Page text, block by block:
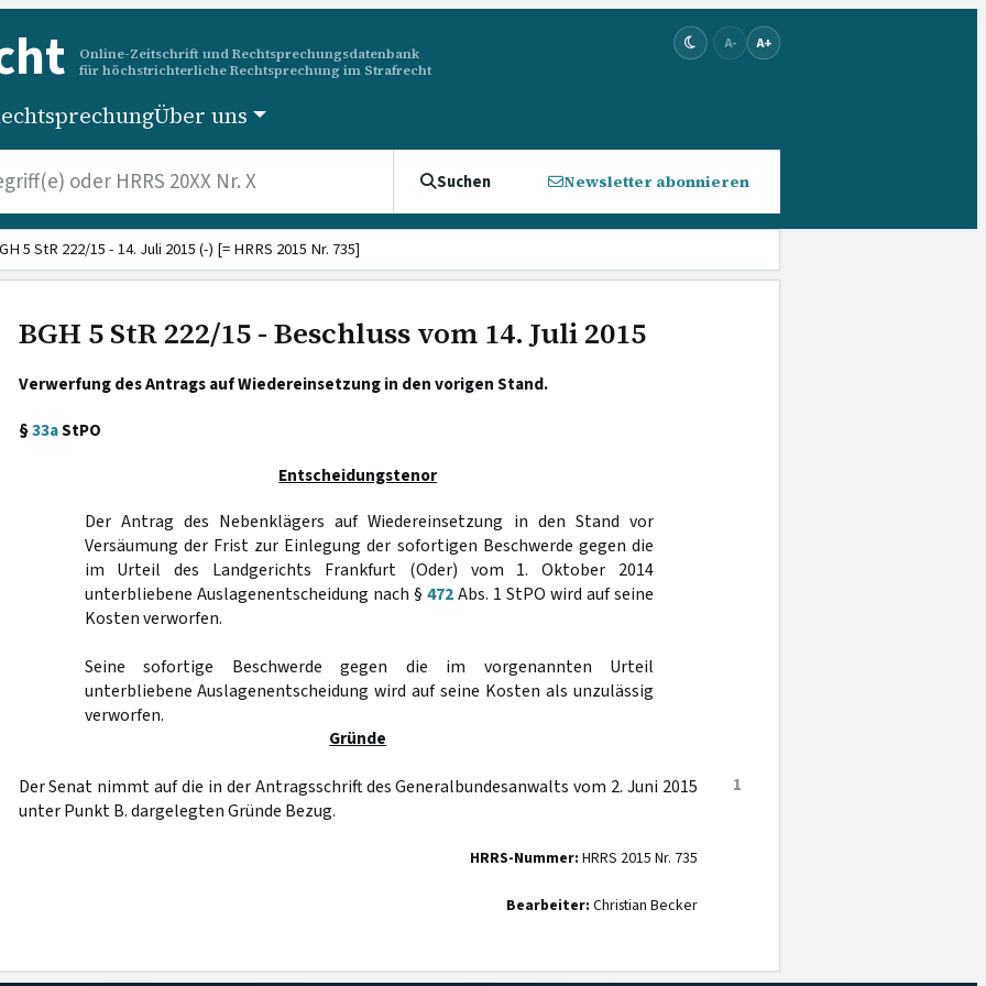
Online-Zeitschrift und Rechtsprechungsdatenbank
für höchstrichterliche Rechtsprechung im Strafrecht
A- A+
Über uns
Suchen Newsletter abonnieren
5 StR 222/15 - 14. Juli 2015 (-) [= HRRS 2015 Nr. 735]
BGH 5 StR 222/15 - Beschluss vom 14. Juli 2015
Verwerfung des Antrags auf Wiedereinsetzung in den vorigen Stand.
§33aStPO
Entscheidungstenor
Der Antrag des Nebenklägers auf Wiedereinsetzung in den Stand vor
Versäumung der Frist zur Einlegung der sofortigen Beschwerde gegen die
im Urteil des Landgerichts Frankfurt (Oder) vom 1. Oktober 2014
unterbliebene Auslagenentscheidung nach § 472Abs. 1 StPO wird auf seine
Kosten verworfen.
Seine sofortige Beschwerde gegen die im vorgenannten Urteil
unterbliebene Auslagenentscheidung wird auf seine Kosten als unzulässig
verworfen.
Gründe
1
Der Senat nimmt auf die in der Antragsschrift des Generalbundesanwalts vom 2. Juni 2015
unter Punkt B. dargelegten Gründe Bezug.
HRRS-Nummer: HRRS 2015 Nr. 735
Bearbeiter: Christian Becker